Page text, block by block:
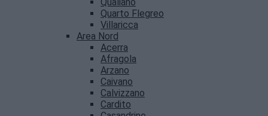
Qualiano
Quarto Flegreo
Villaricca
Area Nord
Acerra
Afragola
Arzano
Caivano
Calvizzano
Cardito